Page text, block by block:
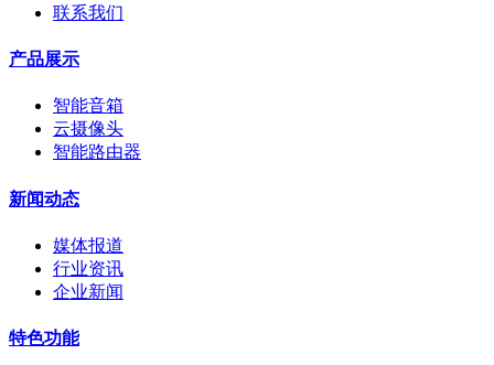
联系我们
产品展示
智能音箱
云摄像头
智能路由器
新闻动态
媒体报道
行业资讯
企业新闻
特色功能